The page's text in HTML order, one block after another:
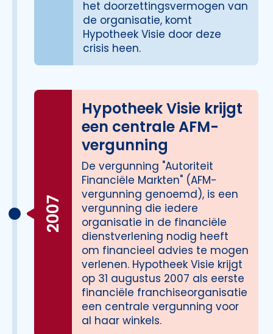
het doorzettingsvermogen van
de organisatie, komt
Hypotheek Visie door deze
crisis heen.
Hypotheek Visie krijgt
een centrale AFM-
vergunning
De vergunning "Autoriteit
Financiële Markten" (AFM-
vergunning genoemd), is een
vergunning die iedere
organisatie in de financiële
dienstverlening nodig heeft
om financieel advies te mogen
verlenen. Hypotheek Visie krijgt
op 31 augustus 2007 als eerste
financiële franchiseorganisatie
een centrale vergunning voor
al haar winkels.
2007